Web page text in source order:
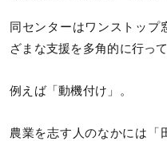
同センターはワンストップ
ざまな支援を多角的に行って
例えば「動機付け」。
農業を志す人のなかには「